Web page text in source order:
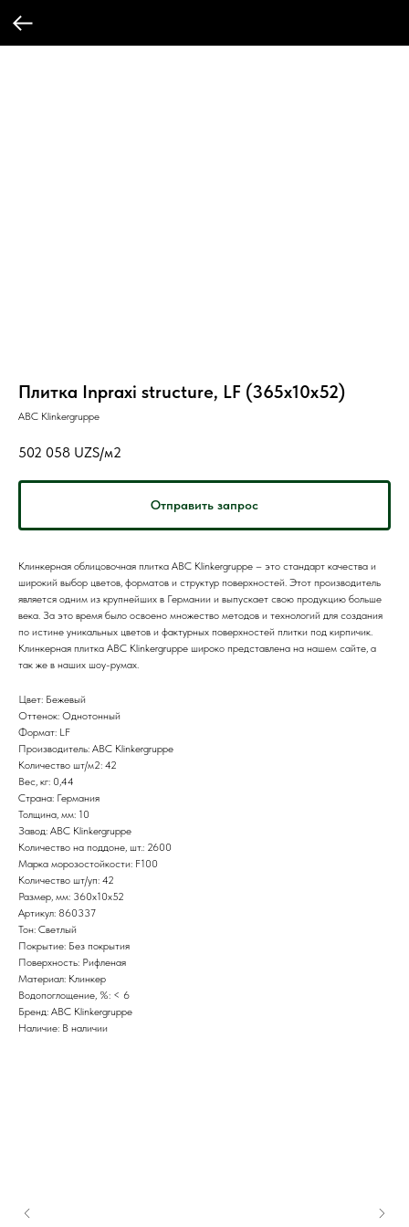
Плитка Inpraxi structure, LF (365x10x52)
ABC Klinkergruppe
502 058 UZS/м2
Отправить запрос
Клинкерная облицовочная плитка ABC Klinkergruppe – это стандарт качества и
широкий выбор цветов, форматов и структур поверхностей. Этот производитель
является одним из крупнейших в Германии и выпускает свою продукцию больше
века. За это время было освоено множество методов и технологий для создания
по истине уникальных цветов и фактурных поверхностей плитки под кирпичик.
Клинкерная плитка ABC Klinkergruppe широко представлена на нашем сайте, а
так же в наших шоу-румах.
Цвет: Бежевый
Оттенок: Однотонный
Формат: LF
Производитель: ABC Klinkergruppe
Количество шт/м2: 42
Вес, кг: 0,44
Страна: Германия
Толщина, мм: 10
Завод: ABC Klinkergruppe
Количество на поддоне, шт.: 2600
Марка морозостойкости: F100
Количество шт/уп: 42
Размер, мм: 360х10х52
Артикул: 860337
Тон: Светлый
Покрытие: Без покрытия
Поверхность: Рифленая
Материал: Клинкер
Водопоглощение, %: < 6
Бренд: ABC Klinkergruppe
Наличие: В наличии